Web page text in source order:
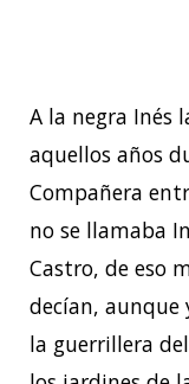
A la negra Inés
aquellos años
Compañera
no se llamaba
Castro, de eso
decían, aunque
la guerrillera